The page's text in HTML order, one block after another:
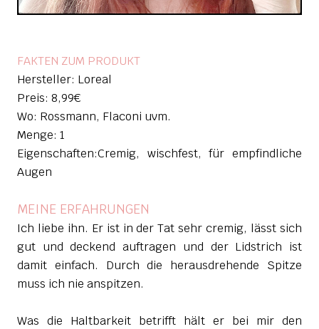
FAKTEN ZUM PRODUKT
Hersteller: Loreal
Preis: 8,99€
Wo: Rossmann, Flaconi uvm.
Menge: 1
Eigenschaften:Cremig, wischfest, für empfindliche
Augen
MEINE ERFAHRUNGEN
Ich liebe ihn. Er ist in der Tat sehr cremig, lässt sich
gut und deckend auftragen und der Lidstrich ist
damit einfach. Durch die herausdrehende Spitze
muss ich nie anspitzen.
Was die Haltbarkeit betrifft hält er bei mir den